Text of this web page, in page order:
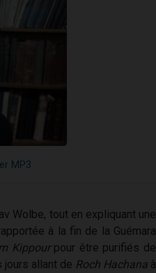
MP3
Wolbe, tout en expliquant une
à la fin de la Guémara
Kippourpour être purifiés de
allant de Roch Hachana à